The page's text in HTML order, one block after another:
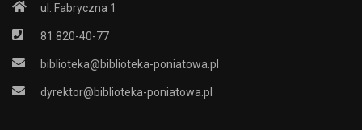
ul. Fabryczna 1
81 820-40-77
biblioteka@biblioteka-poniatowa.pl
dyrektor@biblioteka-poniatowa.pl